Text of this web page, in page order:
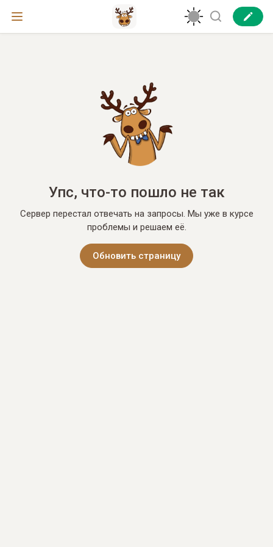
Упс, что-то пошло не так
Сервер перестал отвечать на запросы. Мы уже в курсе
проблемы и решаем её.
Обновить страницу